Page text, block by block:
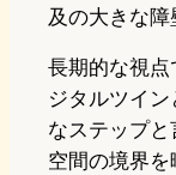
及の大きな障
長期的な視
ジタルツイ
なステップ
空間の境界